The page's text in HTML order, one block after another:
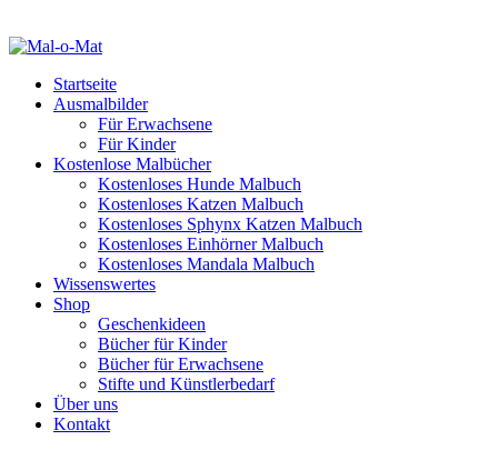
Startseite
Ausmalbilder
Für Erwachsene
Für Kinder
Kostenlose Malbücher
Kostenloses Hunde Malbuch
Kostenloses Katzen Malbuch
Kostenloses Sphynx Katzen Malbuch
Kostenloses Einhörner Malbuch
Kostenloses Mandala Malbuch
Wissenswertes
Shop
Geschenkideen
Bücher für Kinder
Bücher für Erwachsene
Stifte und Künstlerbedarf
Über uns
Kontakt